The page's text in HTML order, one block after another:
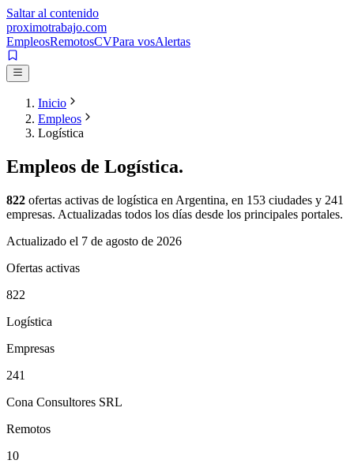
Saltar al contenido
proximotrabajo.com
EmpleosRemotosCVPara vosAlertas
Inicio
Empleos
Logística
Empleos de Logística.
822 ofertas activas de logística en Argentina, en 153 ciudades y 241
empresas. Actualizadas todos los días desde los principales portales.
Actualizado el 7 de agosto de 2026
Ofertas activas
822
Logística
Empresas
241
Cona Consultores SRL
Remotos
10